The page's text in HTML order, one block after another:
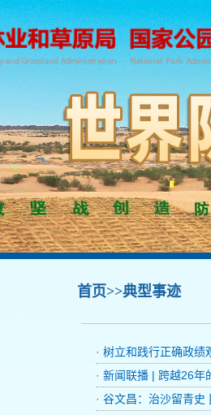
首页>>典型事迹
· 树立和践行正确政绩
· 新闻联播 | 跨越26年
· 谷文昌：治沙留青史